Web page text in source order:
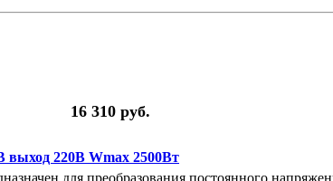
16 310 руб.
выход 220В Wmax 2500Вт
для преобразования постоянного